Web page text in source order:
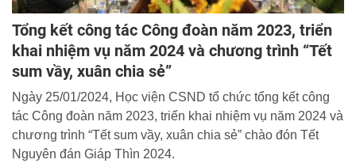
Tổng kết công tác Công đoàn năm 2023, triển
khai nhiệm vụ năm 2024 và chương trình “Tết
sum vầy, xuân chia sẻ”
Ngày 25/01/2024, Học viện CSND tổ chức tổng kết công
tác Công đoàn năm 2023, triển khai nhiệm vụ năm 2024 và
chương trình “Tết sum vầy, xuân chia sẻ” chào đón Tết
Nguyên đán Giáp Thìn 2024.